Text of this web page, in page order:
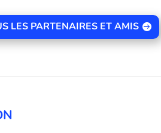
LES PARTENAIRES ET AMIS